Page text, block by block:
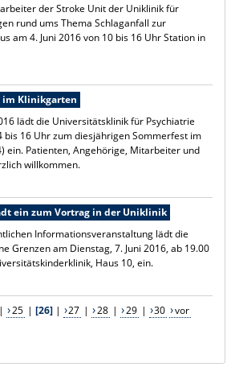
der Stroke Unit der Uniklinik für
rund ums Thema Schlaganfall zur
am 4. Juni 2016 von 10 bis 16 Uhr Station in
Klinikgarten
lädt die Universitätsklinik für Psychiatrie
bis 16 Uhr zum diesjährigen Sommerfest im
ein. Patienten, Angehörige, Mitarbeiter und
willkommen.
ein zum Vortrag in der Uniklinik
Informationsveranstaltung lädt die
Grenzen am Dienstag, 7. Juni 2016, ab 19.00
Haus 10, ein.
| 25 | [26]| 27 | 28 | 29 | 30 vor